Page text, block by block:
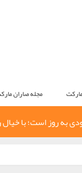
مجله صاران
به روز است؛ با